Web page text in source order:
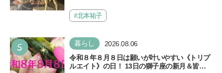
催…
#北本祐子
5 暮らし 2026.08.06
令和８年８月８日は願いが叶いやすい《トリプ
ルエイト》の日！ 13日の獅子座の新月＆皆既